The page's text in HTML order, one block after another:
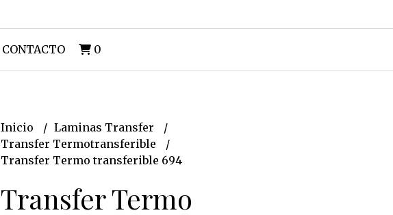
CONTACTO 0
Inicio
Laminas Transfer
Transfer Termotransferible
Transfer Termo transferible 694
Transfer Termo